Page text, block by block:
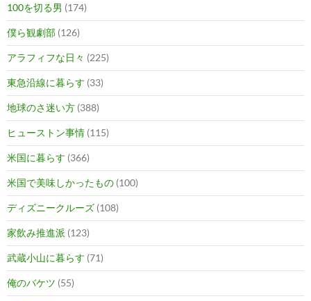
100を切る男 (174)
僕ら観劇部 (126)
アラフィフな日々 (225)
東急沿線に暮らす (33)
地球のさ迷い方 (388)
ヒューストン事情 (115)
米国に暮らす (366)
米国で美味しかったもの (100)
ディズニークルーズ (108)
家飲み推進派 (123)
武蔵小山に暮らす (71)
俺のバケツ (55)